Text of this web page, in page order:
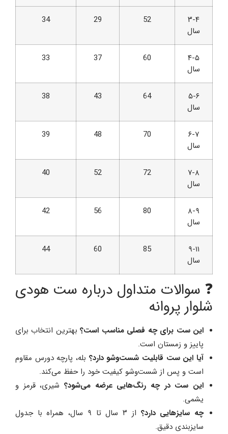
۳-۴
سال
52
29
34
۴-۵
سال
60
37
33
۵-۶
سال
64
43
38
۶-۷
سال
70
48
39
۷-۸
سال
72
52
40
۸-۹
سال
80
56
42
۹-۱۱
سال
85
60
44
❓ سوالات متداول درباره ست هودی
شلوار پروانه
این ست برای چه فصلی مناسب است؟بهترین انتخاب برای
پاییز و زمستان است.
آیا این ست قابلیت شست‌وشو دارد؟ بله، پارچه دورس مقاوم
است و پس از شست‌وشو کیفیت خود را حفظ می‌کند.
این ست در چه رنگ‌هایی عرضه می‌شود؟ شیری، قرمز و
یشمی.
چه سایزهایی دارد؟
از ۳ سال تا ۹ سال، همراه با جدول
سایزبندی دقیق.